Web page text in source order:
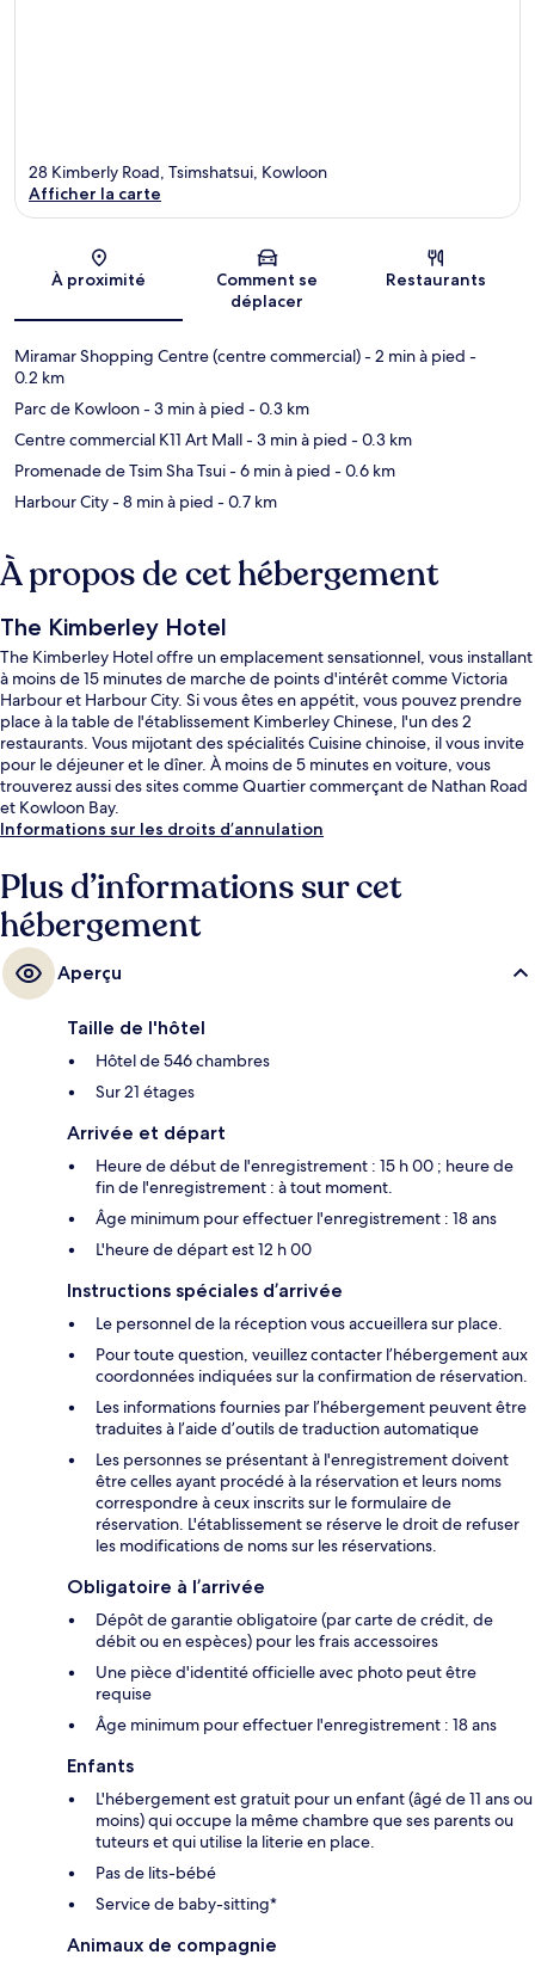
Carte
28 Kimberly Road, Tsimshatsui, Kowloon
Afficher la carte
À proximité
Comment se
déplacer
Restaurants
Miramar Shopping Centre (centre commercial)- 2 min à pied -
0.2 km
Parc de Kowloon- 3 min à pied - 0.3 km
Centre commercial K11 Art Mall- 3 min à pied - 0.3 km
Promenade de Tsim Sha Tsui- 6 min à pied - 0.6 km
Harbour City- 8 min à pied - 0.7 km
À propos de cet hébergement
The Kimberley Hotel
The Kimberley Hotel offre un emplacement sensationnel, vous installant
à moins de 15 minutes de marche de points d'intérêt comme Victoria
Harbour et Harbour City. Si vous êtes en appétit, vous pouvez prendre
place à la table de l'établissement Kimberley Chinese, l'un des 2
restaurants. Vous mijotant des spécialités Cuisine chinoise, il vous invite
pour le déjeuner et le dîner. À moins de 5 minutes en voiture, vous
trouverez aussi des sites comme Quartier commerçant de Nathan Road
et Kowloon Bay.
Informations sur les droits d’annulation
Plus d’informations sur cet
hébergement
Aperçu
Taille de l'hôtel
Hôtel de 546 chambres
Sur 21 étages
Arrivée et départ
Heure de début de l'enregistrement : 15 h 00 ; heure de
fin de l'enregistrement : à tout moment.
Âge minimum pour effectuer l'enregistrement : 18 ans
L'heure de départ est 12 h 00
Instructions spéciales d’arrivée
Le personnel de la réception vous accueillera sur place.
Pour toute question, veuillez contacter l’hébergement aux
coordonnées indiquées sur la confirmation de réservation.
Les informations fournies par l’hébergement peuvent être
traduites à l’aide d’outils de traduction automatique
Les personnes se présentant à l'enregistrement doivent
être celles ayant procédé à la réservation et leurs noms
correspondre à ceux inscrits sur le formulaire de
réservation. L'établissement se réserve le droit de refuser
les modifications de noms sur les réservations.
Obligatoire à l’arrivée
Dépôt de garantie obligatoire (par carte de crédit, de
débit ou en espèces) pour les frais accessoires
Une pièce d'identité officielle avec photo peut être
requise
Âge minimum pour effectuer l'enregistrement : 18 ans
Enfants
L'hébergement est gratuit pour un enfant (âgé de 11 ans ou
moins) qui occupe la même chambre que ses parents ou
tuteurs et qui utilise la literie en place.
Pas de lits-bébé
Service de baby-sitting*
Animaux de compagnie